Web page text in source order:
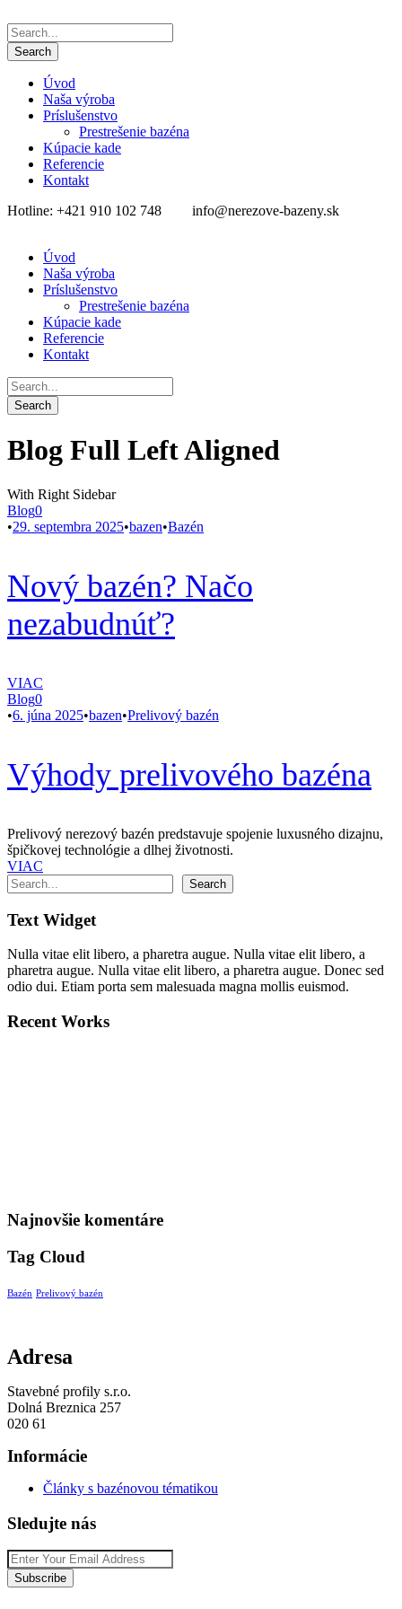
Úvod
Naša výroba
Príslušenstvo
Prestrešenie bazéna
Kúpacie kade
Referencie
Kontakt
Hotline: +421 910 102 748
info@nerezove-bazeny.sk
Úvod
Naša výroba
Príslušenstvo
Prestrešenie bazéna
Kúpacie kade
Referencie
Kontakt
Blog Full Left Aligned
With Right Sidebar
Blog0
•29. septembra 2025•bazen•Bazén
Nový bazén? Načo
nezabudnúť?
VIAC
Blog0
•6. júna 2025•bazen•Prelivový bazén
Výhody prelivového bazéna
Prelivový nerezový bazén predstavuje spojenie luxusného dizajnu,
špičkovej technológie a dlhej životnosti.
VIAC
Hľadať
Search
Text Widget
Nulla vitae elit libero, a pharetra augue. Nulla vitae elit libero, a
pharetra augue. Nulla vitae elit libero, a pharetra augue. Donec sed
odio dui. Etiam porta sem malesuada magna mollis euismod.
Recent Works
Najnovšie komentáre
Tag Cloud
Bazén Prelivový bazén
Adresa
Stavebné profily s.r.o.
Dolná Breznica 257
020 61
Informácie
Články s bazénovou tématikou
Sledujte nás